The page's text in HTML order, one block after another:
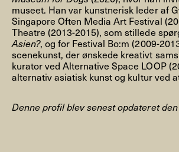
NYHEDSBREV
THORAVEJ 29, 2400 KØBENHAVN
museet. Han var kunstnerisk leder af
Singapore Often Media Art Festival
Theatre (2013-2015), som stillede
Asien?, og for Festival Bo:m (2009-
scenekunst, der ønskede kreativt
kurator ved Alternative Space LOOP
alternativ asiatisk kunst og kultur ved
Denne profil blev senest opdateret